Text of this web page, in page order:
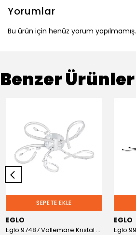
Yorumlar
Bu ürün için henüz yorum yapılmamış.
Benzer Ürünler
SEPETE EKLE
EGLO
Eglo 97487 Vallemare Kristal Taşlı Tavan Armatürü
EGLO